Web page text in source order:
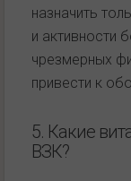
назначить
и активности
чрезмерных
привести к
5. Какие
ВЗК?